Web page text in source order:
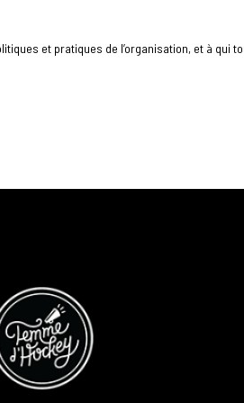
et pratiques de l’organisation, et à qui